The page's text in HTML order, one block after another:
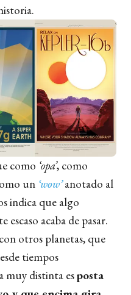
como ‘opa’, como
un ‘wow’ anotado al
indica que algo
acaba de pasar.
otros planetas, que
tiempos
muy distinta esposta